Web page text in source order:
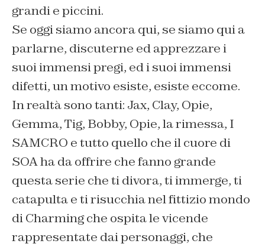
grandi e piccini.
Se oggi siamo ancora qui, se siamo qui a
parlarne, discuterne ed apprezzare i
suoi immensi pregi, ed i suoi immensi
difetti, un motivo esiste, esiste eccome.
In realtà sono tanti: Jax, Clay, Opie,
Gemma, Tig, Bobby, Opie, la rimessa, I
SAMCRO e tutto quello che il cuore di
SOA ha da offrire che fanno grande
questa serie che ti divora, ti immerge, ti
catapulta e ti risucchia nel fittizio mondo
diCharmingche ospita le vicende
rappresentate dai personaggi, che